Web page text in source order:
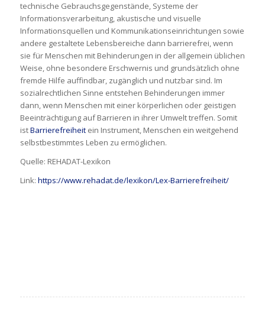
technische Gebrauchsgegenstände, Systeme der
Informationsverarbeitung, akustische und visuelle
Informationsquellen und Kommunikationseinrichtungen sowie
andere gestaltete Lebensbereiche dann barrierefrei, wenn
sie für Menschen mit Behinderungen in der allgemein üblichen
Weise, ohne besondere Erschwernis und grundsätzlich ohne
fremde Hilfe auffindbar, zugänglich und nutzbar sind. Im
sozialrechtlichen Sinne entstehen Behinderungen immer
dann, wenn Menschen mit einer körperlichen oder geistigen
Beeinträchtigung auf Barrieren in ihrer Umwelt treffen. Somit
istBarrierefreiheitein Instrument, Menschen ein weitgehend
selbstbestimmtes Leben zu ermöglichen.
Quelle: REHADAT-Lexikon
Link: https://www.rehadat.de/lexikon/Lex-Barrierefreiheit/